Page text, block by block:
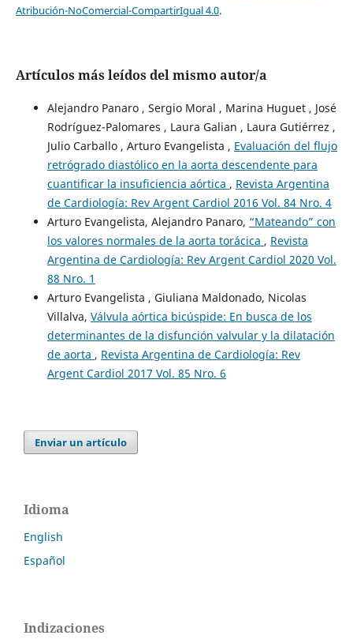
Atribución-NoComercial-CompartirIgual 4.0.
Artículos más leídos del mismo autor/a
Alejandro Panaro , Sergio Moral , Marina Huguet , José
Rodríguez-Palomares , Laura Galian , Laura Gutiérrez ,
Julio Carballo , Arturo Evangelista , Evaluación del flujo
retrógrado diastólico en la aorta descendente para
cuantificar la insuficiencia aórtica , Revista Argentina
de Cardiología: Rev Argent Cardiol 2016 Vol. 84 Nro. 4
Arturo Evangelista, Alejandro Panaro, “Mateando” con
los valores normales de la aorta torácica , Revista
Argentina de Cardiología: Rev Argent Cardiol 2020 Vol.
88 Nro. 1
Arturo Evangelista , Giuliana Maldonado, Nicolas
Villalva, Válvula aórtica bicúspide: En busca de los
determinantes de la disfunción valvular y la dilatación
de aorta , Revista Argentina de Cardiología: Rev
Argent Cardiol 2017 Vol. 85 Nro. 6
Enviar un artículo
Idioma
English
Español
Indizaciones